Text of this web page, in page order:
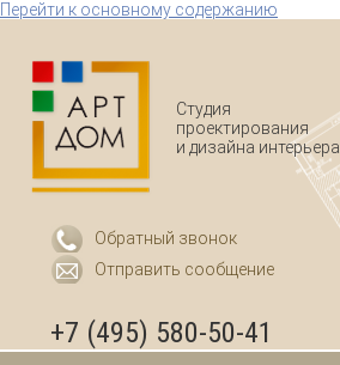
Перейти к основному содержанию
Студия
проектирования
и дизайна интерьера
Обратный звонок
Отправить сообщение
+7 (495) 580-50-41